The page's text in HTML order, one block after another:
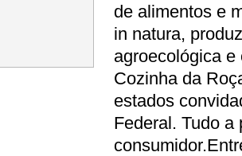
de alimentos e
in natura,
agroecológica
Cozinha da
estados
Federal. Tudo